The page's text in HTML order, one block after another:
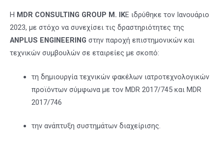
Η MDR CONSULTING GROUP M. IKE ιδρύθηκε τον Iανουάριο
2023, με στόχο να συνεχίσει τις δραστηριότητες της
ANPLUS ENGINEERING στην παροχή επιστημονικών και
τεχνικών συμβουλών σε εταιρείες με σκοπό:
τη δημιουργία τεχνικών φακέλων ιατροτεχνολογικών
προϊόντων σύμφωνα με τον MDR 2017/745 και MDR
2017/746
την ανάπτυξη συστημάτων διαχείρισης.